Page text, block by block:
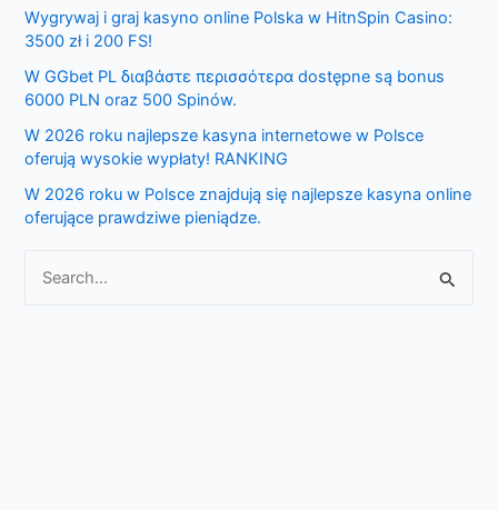
h
f
o
Wygrywaj i graj kasyno online Polska w HitnSpin Casino:
3500 zł i 200 FS!
W GGbet PL διαβάστε περισσότερα dostępne są bonus
6000 PLN oraz 500 Spinów.
W 2026 roku najlepsze kasyna internetowe w Polsce
oferują wysokie wypłaty! RANKING
W 2026 roku w Polsce znajdują się najlepsze kasyna online
oferujące prawdziwe pieniądze.